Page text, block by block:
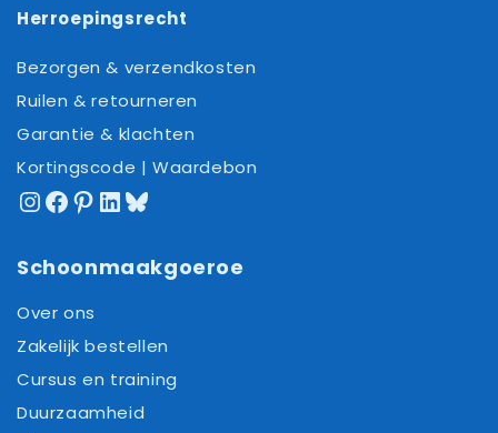
Herroepingsrecht
Bezorgen & verzendkosten
Ruilen & retourneren
Garantie & klachten
Kortingscode | Waardebon
Instagram
Facebook
Pinterest
LinkedIn
Bluesky
Schoonmaakgoeroe
Over ons
Zakelijk bestellen
Cursus en training
Duurzaamheid